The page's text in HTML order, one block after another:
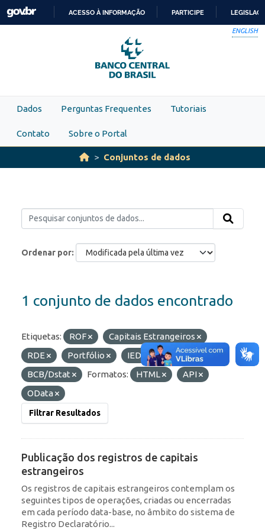
Skip to main content
PARA
O
CONTEÚDO
ACESSO À INFORMAÇÃO PARTICIPE
ENGLISH
Dados Perguntas Frequentes Tutoriais
Contato Sobre o Portal
Conjuntos de dados
Ordenar por
1 conjunto de dados encontrado
Etiquetas: ROF
Capitais Estrangeiros
RDE
Portfólio IED
Organizações:
BCB/Dstat
Formatos: HTML
API
OData
Filtrar Resultados
Publicação dos registros de capitais
estrangeiros
Os registros de capitais estrangeiros contemplam os
seguintes tipos de operações, criadas ou encerradas
em cada período data-base, no âmbito do sistema de
Registro Declaratório...